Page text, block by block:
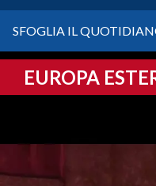
CRONACA SARDEGNA
MEDIO CAMPIDANO
SFOGLIA IL
EUROPA